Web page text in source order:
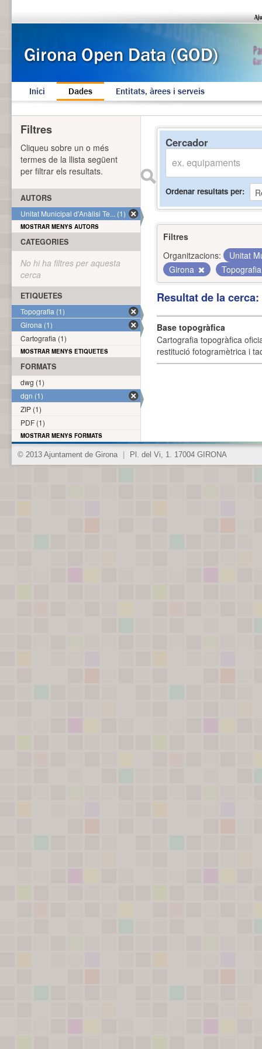
Inici Dades Entitats, àrees i serveis
Cercador
Ordenar resultats per
Filtres
Organitzacions:
Unitat
Girona
Resultat de la
Base topogràfica
Cartografia topogràfica
restitució fotogramètrica i
Filtres
Cliqueu sobre un o més
termes de la llista següent
per filtrar els resultats.
AUTORS
Unitat Municipal d'Anàlisi Te... (1)
MOSTRAR MENYS AUTORS
CATEGORIES
No hi ha filtres per aquesta
cerca
ETIQUETES
Topografia (1)
Girona (1)
Cartografia (1)
MOSTRAR MENYS ETIQUETES
FORMATS
dwg (1)
dgn (1)
ZIP (1)
PDF (1)
MOSTRAR MENYS FORMATS
© 2013 Ajuntament de Girona Pl. del Vi, 1. 17004 GIRONA